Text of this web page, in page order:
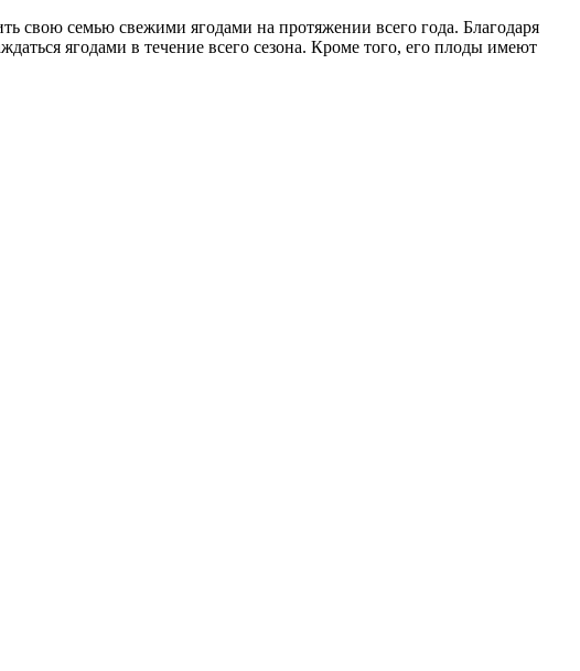
свою семью свежими ягодами на протяжении всего года. Благодаря
ягодами в течение всего сезона. Кроме того, его плоды имеют